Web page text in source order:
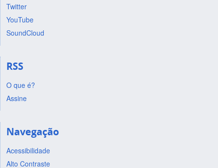
Twitter
YouTube
SoundCloud
RSS
O que é?
Assine
Navegação
Acessibilidade
Alto Contraste